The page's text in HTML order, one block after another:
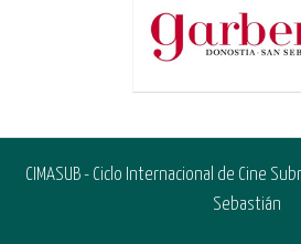
CIMASUB - Ciclo Internacional de Cine
Sebastián